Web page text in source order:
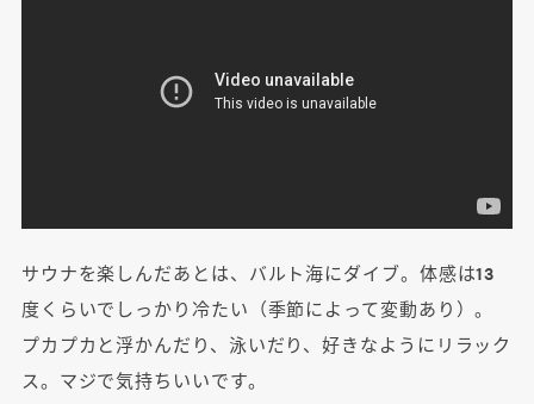
サウナを楽しんだあとは、バルト海にダイブ。体感は13
度くらいでしっかり冷たい（季節によって変動あり）。
プカプカと浮かんだり、泳いだり、好きなようにリラック
ス。マジで気持ちいいです。